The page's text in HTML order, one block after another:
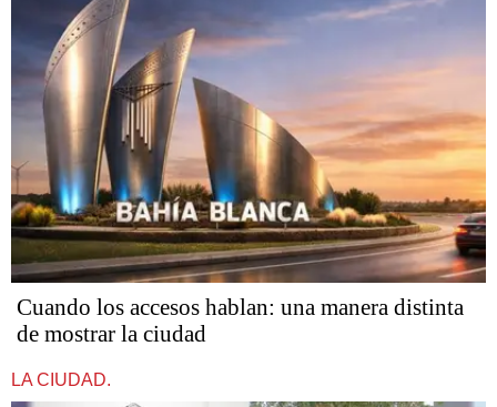
Cuando los accesos hablan: una manera distinta
de mostrar la ciudad
LA CIUDAD.